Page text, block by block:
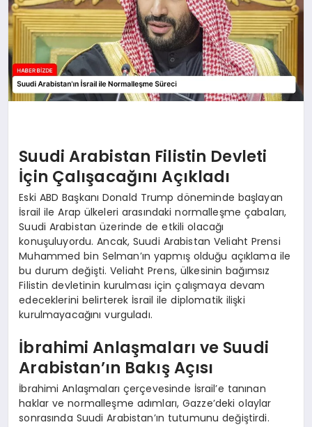
Suudi Arabistan Filistin Devleti
İçin Çalışacağını Açıkladı
Eski ABD Başkanı Donald Trump döneminde başlayan
İsrail ile Arap ülkeleri arasındaki normalleşme çabaları,
Suudi Arabistan üzerinde de etkili olacağı
konuşuluyordu. Ancak, Suudi Arabistan Veliaht Prensi
Muhammed bin Selman’ın yapmış olduğu açıklama ile
bu durum değişti. Veliaht Prens, ülkesinin bağımsız
Filistin devletinin kurulması için çalışmaya devam
edeceklerini belirterek İsrail ile diplomatik ilişki
kurulmayacağını vurguladı.
İbrahimi Anlaşmaları ve Suudi
Arabistan’ın Bakış Açısı
İbrahimi Anlaşmaları çerçevesinde İsrail’e tanınan
haklar ve normalleşme adımları, Gazze’deki olaylar
sonrasında Suudi Arabistan’ın tutumunu değiştirdi.